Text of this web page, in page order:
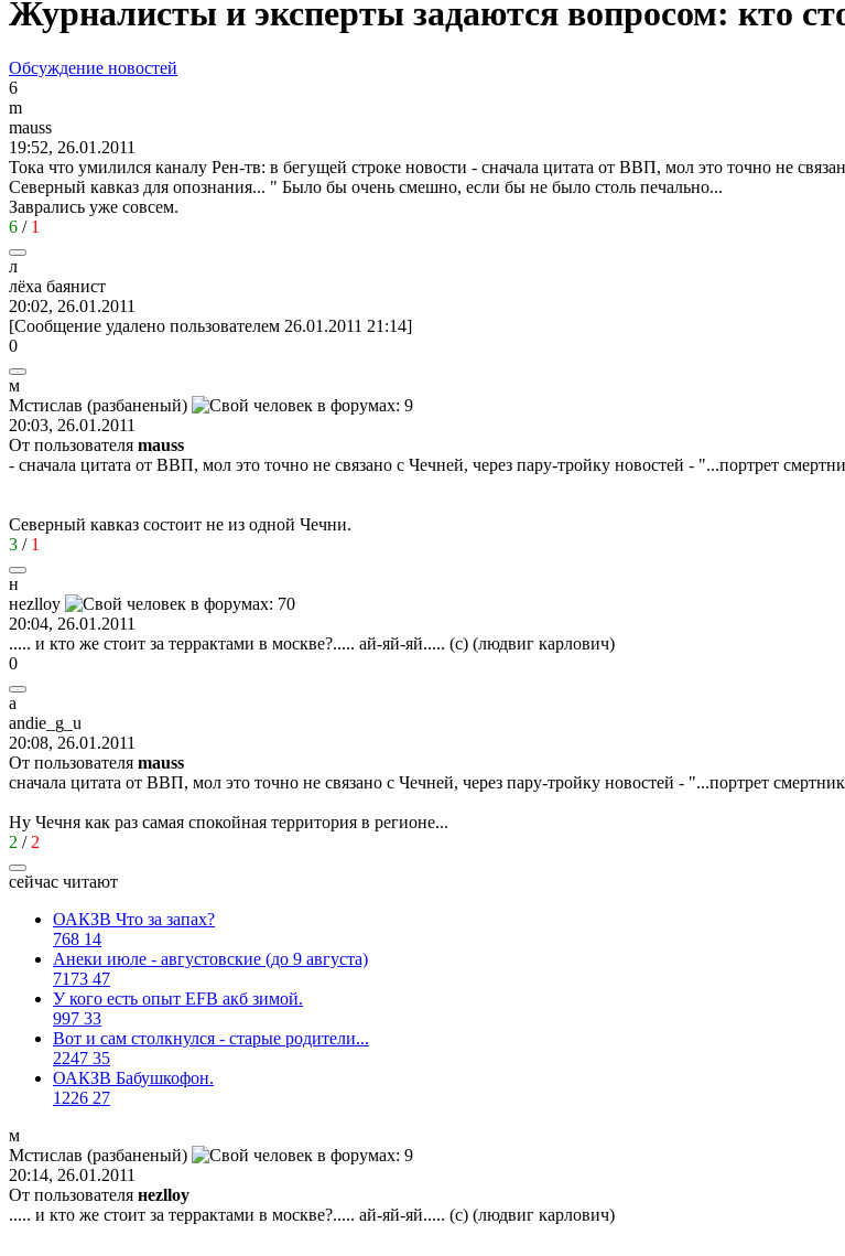
Журналисты и эксперты задаются вопросом: кто
Обсуждение новостей
6
m
mauss
19:52, 26.01.2011
Тока что умилился каналу Рен-тв: в бегущей строке новости - сначала цитата от ВВП, мол это точно не
Северный кавказ для опознания... " Было бы очень смешно, если бы не было столь печально...
Заврались уже совсем.
6 / 1
л
лёха баянист
20:02, 26.01.2011
[Сообщение удалено пользователем 26.01.2011 21:14]
0
м
Мстислав (разбаненый)
20:03, 26.01.2011
От пользователя mauss
- сначала цитата от ВВП, мол это точно не связано с Чечней, через пару-тройку новостей - "...портрет
Северный кавказ состоит не из одной Чечни.
3 / 1
н
неzlloy
20:04, 26.01.2011
..... и кто же стоит за террактами в москве?..... ай-яй-яй..... (с) (людвиг карлович)
0
a
andie_g_u
20:08, 26.01.2011
От пользователя mauss
сначала цитата от ВВП, мол это точно не связано с Чечней, через пару-тройку новостей - "...портрет
Ну Чечня как раз самая спокойная территория в регионе...
2 / 2
сейчас читают
ОАКЗВ Что за запах?
768 14
Анеки июле - августовские (до 9 августа)
7173 47
У кого есть опыт EFB акб зимой.
997 33
Вот и сам столкнулся - старые родители...
2247 35
ОАКЗВ Бабушкофон.
1226 27
м
Мстислав (разбаненый)
20:14, 26.01.2011
От пользователя неzlloy
..... и кто же стоит за террактами в москве?..... ай-яй-яй..... (с) (людвиг карлович)